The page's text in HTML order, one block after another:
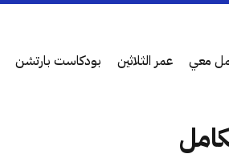
معي عمر الثلاثين بودكاست بارتشن